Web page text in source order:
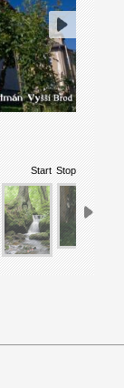
Start Stop